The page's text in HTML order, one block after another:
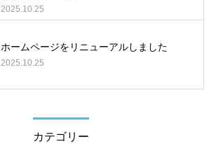
2025.10.25
ホームページをリニューアルしました
2025.10.25
カテゴリー